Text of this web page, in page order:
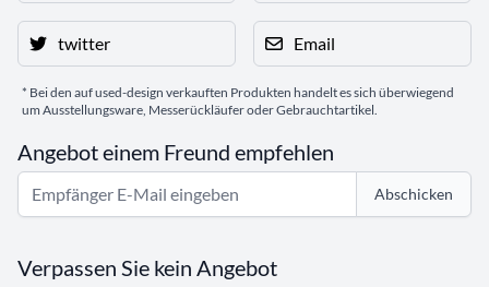
twitter Email
* Bei den auf used-design verkauften Produkten handelt es sich überwiegend
um Ausstellungsware, Messerückläufer oder Gebrauchtartikel.
Angebot einem Freund empfehlen
Abschicken
Verpassen Sie kein Angebot